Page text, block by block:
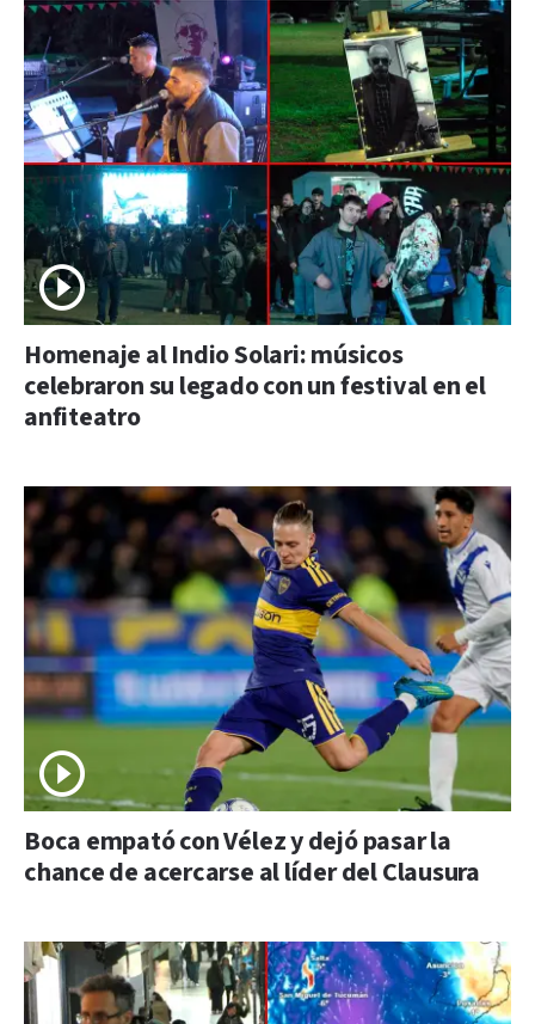
Homenaje al Indio Solari: músicos
celebraron su legado con un festival en el
anfiteatro
Boca empató con Vélez y dejó pasar la
chance de acercarse al líder del Clausura